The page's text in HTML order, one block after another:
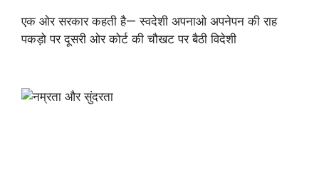
एक ओर सरकार कहती है— स्वदेशी अपनाओ अपनेपन की राह
पकड़ो पर दूसरी ओर कोर्ट की चौखट पर बैठी विदेशी